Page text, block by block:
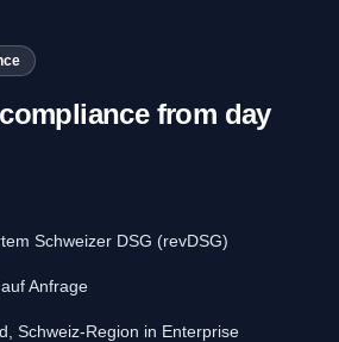
from day
Schweizer DSG (revDSG)
Anfrage
Schweiz-Region in Enterprise